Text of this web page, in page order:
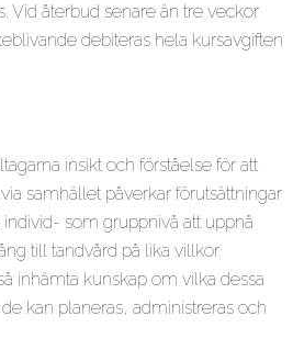
återbud senare än tre veckor
debiteras hela kursavgiften
insikt och förståelse för att
samhället påverkar förutsättningar
som gruppnivå att uppnå
till tandvård på lika villkor.
inhämta kunskap om vilka dessa
kan planeras, administreras och